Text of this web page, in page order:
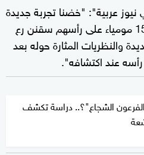
عربية": "خضنا تجربة جديدة
في مايو عام 2019 بفحص 15 مومياء على رأسهم سقنن رع
والنظريات المثارة حوله بعد
عند اكتشافه".
الشجاع"؟.. دراسة تكشف